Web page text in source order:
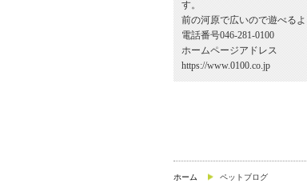
す。
前の河原で広いので遊べるよ
電話番号046-281-0100
ホームページアドレス
https://www.0100.co.jp
ホーム ペットブログ